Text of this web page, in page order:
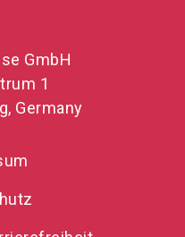
GmbH
1
Germany